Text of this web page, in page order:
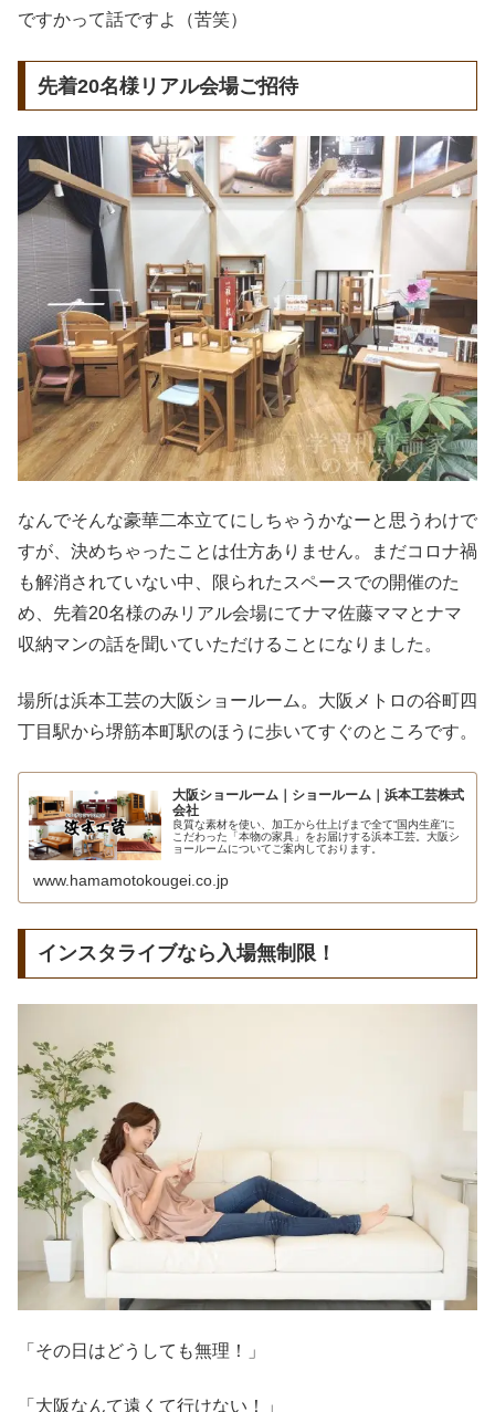
ですかって話ですよ（苦笑）
先着20名様リアル会場ご招待
なんでそんな豪華二本立てにしちゃうかなーと思うわけで
すが、決めちゃったことは仕方ありません。まだコロナ禍
も解消されていない中、限られたスペースでの開催のた
め、先着20名様のみリアル会場にてナマ佐藤ママとナマ
収納マンの話を聞いていただけることになりました。
場所は浜本工芸の大阪ショールーム。大阪メトロの谷町四
丁目駅から堺筋本町駅のほうに歩いてすぐのところです。
大阪ショールーム｜ショールーム｜浜本工芸株式
会社
良質な素材を使い、加工から仕上げまで全て“国内生産”に
こだわった「本物の家具」をお届けする浜本工芸。大阪シ
ョールームについてご案内しております。
www.hamamotokougei.co.jp
インスタライブなら入場無制限！
「その日はどうしても無理！」
「大阪なんて遠くて行けない！」